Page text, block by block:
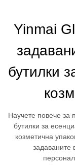
Yinmai
бутилки
Научете повече за
бутилки за
козметична
задаваните